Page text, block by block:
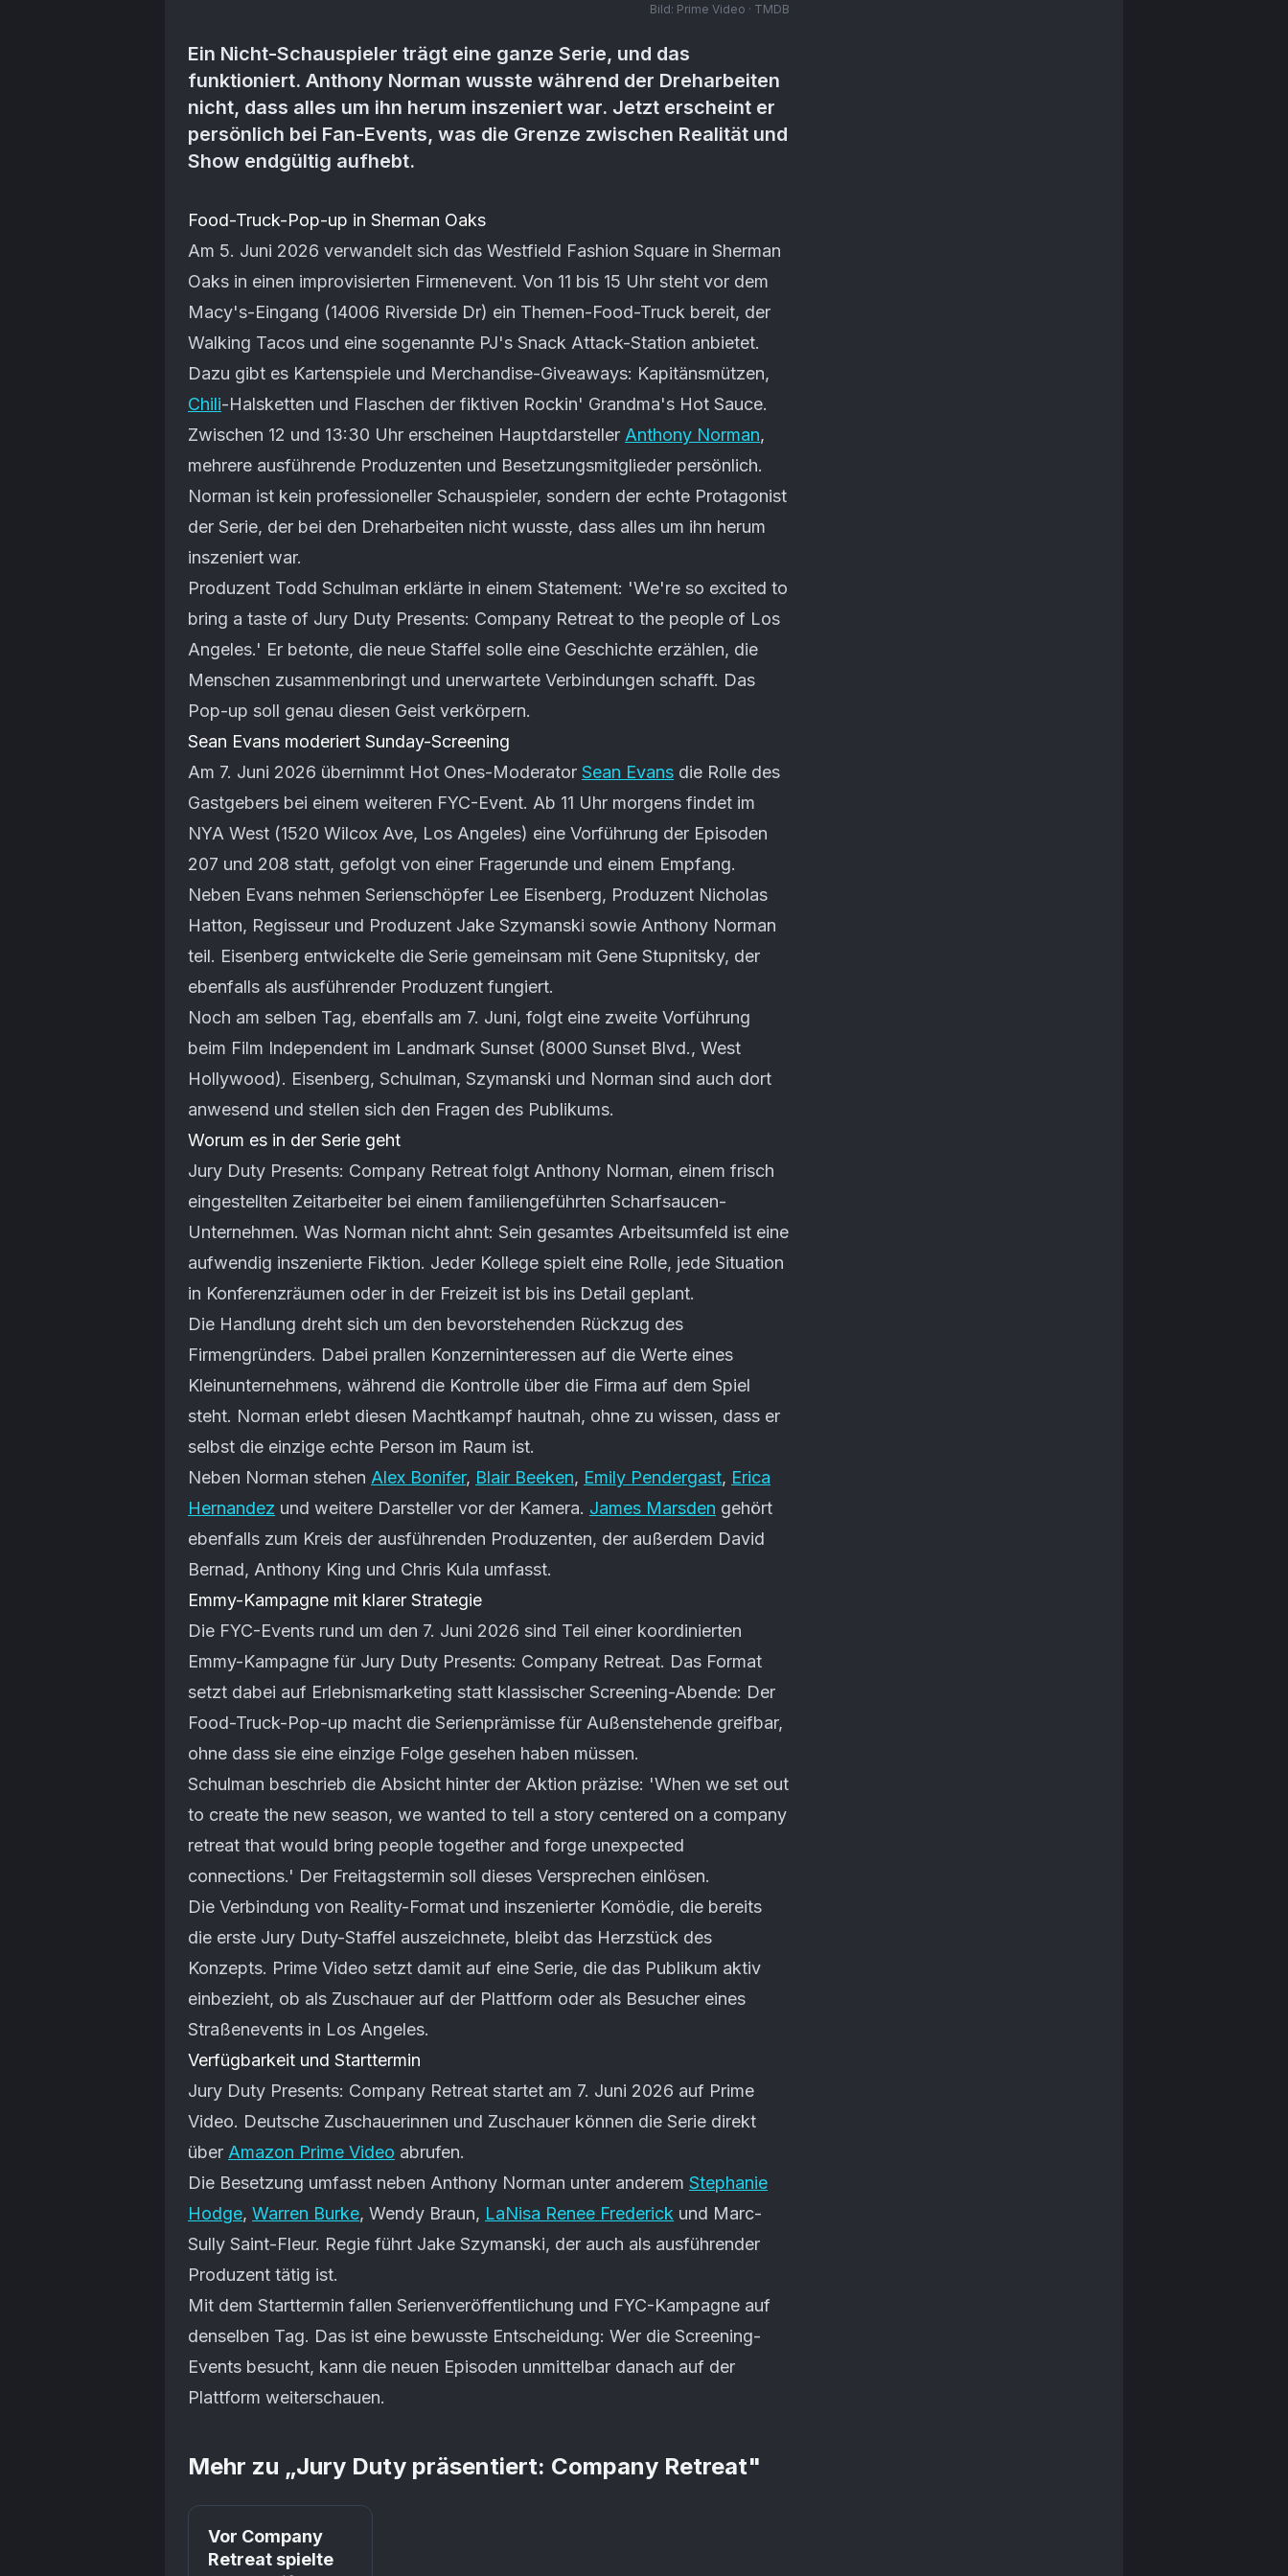
Bild: Prime Video · TMDB
Ein Nicht-Schauspieler trägt eine ganze Serie, und das
funktioniert. Anthony Norman wusste während der Dreharbeiten
nicht, dass alles um ihn herum inszeniert war. Jetzt erscheint er
persönlich bei Fan-Events, was die Grenze zwischen Realität und
Show endgültig aufhebt.
Artikel-Inhalt
Food-Truck-Pop-up in Sherman Oaks
Am 5. Juni 2026 verwandelt sich das Westfield Fashion Square in Sherman
Oaks in einen improvisierten Firmenevent. Von 11 bis 15 Uhr steht vor dem
Macy's-Eingang (14006 Riverside Dr) ein Themen-Food-Truck bereit, der
Walking Tacos und eine sogenannte PJ's Snack Attack-Station anbietet.
Dazu gibt es Kartenspiele und Merchandise-Giveaways: Kapitänsmützen,
Chili-Halsketten und Flaschen der fiktiven Rockin' Grandma's Hot Sauce.
Zwischen 12 und 13:30 Uhr erscheinen Hauptdarsteller Anthony Norman,
mehrere ausführende Produzenten und Besetzungsmitglieder persönlich.
Norman ist kein professioneller Schauspieler, sondern der echte Protagonist
der Serie, der bei den Dreharbeiten nicht wusste, dass alles um ihn herum
inszeniert war.
Produzent Todd Schulman erklärte in einem Statement: 'We're so excited to
bring a taste of Jury Duty Presents: Company Retreat to the people of Los
Angeles.' Er betonte, die neue Staffel solle eine Geschichte erzählen, die
Menschen zusammenbringt und unerwartete Verbindungen schafft. Das
Pop-up soll genau diesen Geist verkörpern.
Sean Evans moderiert Sunday-Screening
Am 7. Juni 2026 übernimmt Hot Ones-Moderator Sean Evans die Rolle des
Gastgebers bei einem weiteren FYC-Event. Ab 11 Uhr morgens findet im
NYA West (1520 Wilcox Ave, Los Angeles) eine Vorführung der Episoden
207 und 208 statt, gefolgt von einer Fragerunde und einem Empfang.
Neben Evans nehmen Serienschöpfer Lee Eisenberg, Produzent Nicholas
Hatton, Regisseur und Produzent Jake Szymanski sowie Anthony Norman
teil. Eisenberg entwickelte die Serie gemeinsam mit Gene Stupnitsky, der
ebenfalls als ausführender Produzent fungiert.
Noch am selben Tag, ebenfalls am 7. Juni, folgt eine zweite Vorführung
beim Film Independent im Landmark Sunset (8000 Sunset Blvd., West
Hollywood). Eisenberg, Schulman, Szymanski und Norman sind auch dort
anwesend und stellen sich den Fragen des Publikums.
Worum es in der Serie geht
Jury Duty Presents: Company Retreat folgt Anthony Norman, einem frisch
eingestellten Zeitarbeiter bei einem familiengeführten Scharfsaucen-
Unternehmen. Was Norman nicht ahnt: Sein gesamtes Arbeitsumfeld ist eine
aufwendig inszenierte Fiktion. Jeder Kollege spielt eine Rolle, jede Situation
in Konferenzräumen oder in der Freizeit ist bis ins Detail geplant.
Die Handlung dreht sich um den bevorstehenden Rückzug des
Firmengründers. Dabei prallen Konzerninteressen auf die Werte eines
Kleinunternehmens, während die Kontrolle über die Firma auf dem Spiel
steht. Norman erlebt diesen Machtkampf hautnah, ohne zu wissen, dass er
selbst die einzige echte Person im Raum ist.
Neben Norman stehen Alex Bonifer, Blair Beeken, Emily Pendergast, Erica
Hernandez und weitere Darsteller vor der Kamera. James Marsden gehört
ebenfalls zum Kreis der ausführenden Produzenten, der außerdem David
Bernad, Anthony King und Chris Kula umfasst.
Emmy-Kampagne mit klarer Strategie
Die FYC-Events rund um den 7. Juni 2026 sind Teil einer koordinierten
Emmy-Kampagne für Jury Duty Presents: Company Retreat. Das Format
setzt dabei auf Erlebnismarketing statt klassischer Screening-Abende: Der
Food-Truck-Pop-up macht die Serienprämisse für Außenstehende greifbar,
ohne dass sie eine einzige Folge gesehen haben müssen.
Schulman beschrieb die Absicht hinter der Aktion präzise: 'When we set out
to create the new season, we wanted to tell a story centered on a company
retreat that would bring people together and forge unexpected
connections.' Der Freitagstermin soll dieses Versprechen einlösen.
Die Verbindung von Reality-Format und inszenierter Komödie, die bereits
die erste Jury Duty-Staffel auszeichnete, bleibt das Herzstück des
Konzepts. Prime Video setzt damit auf eine Serie, die das Publikum aktiv
einbezieht, ob als Zuschauer auf der Plattform oder als Besucher eines
Straßenevents in Los Angeles.
Verfügbarkeit und Starttermin
Jury Duty Presents: Company Retreat startet am 7. Juni 2026 auf Prime
Video. Deutsche Zuschauerinnen und Zuschauer können die Serie direkt
über Amazon Prime Video abrufen.
Die Besetzung umfasst neben Anthony Norman unter anderem Stephanie
Hodge, Warren Burke, Wendy Braun, LaNisa Renee Frederick und Marc-
Sully Saint-Fleur. Regie führt Jake Szymanski, der auch als ausführender
Produzent tätig ist.
Mit dem Starttermin fallen Serienveröffentlichung und FYC-Kampagne auf
denselben Tag. Das ist eine bewusste Entscheidung: Wer die Screening-
Events besucht, kann die neuen Episoden unmittelbar danach auf der
Plattform weiterschauen.
Mehr zu „Jury Duty präsentiert: Company Retreat"
Prime
Vor Company
Retreat spielte